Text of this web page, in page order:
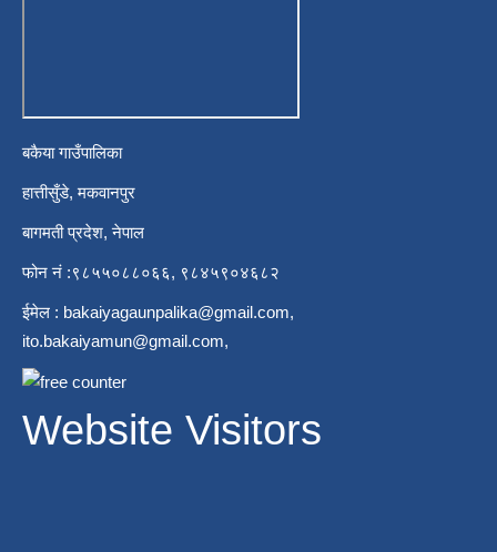
बकैया गाउँपालिका
हात्तीसुँडे, मकवानपुर
बागमती प्रदेश, नेपाल
फोन नं :९८५५०८८०६६, ९८४५९०४६८२
ईमेल : bakaiyagaunpalika@gmail.com,
ito.bakaiyamun@gmail.com,
Website Visitors